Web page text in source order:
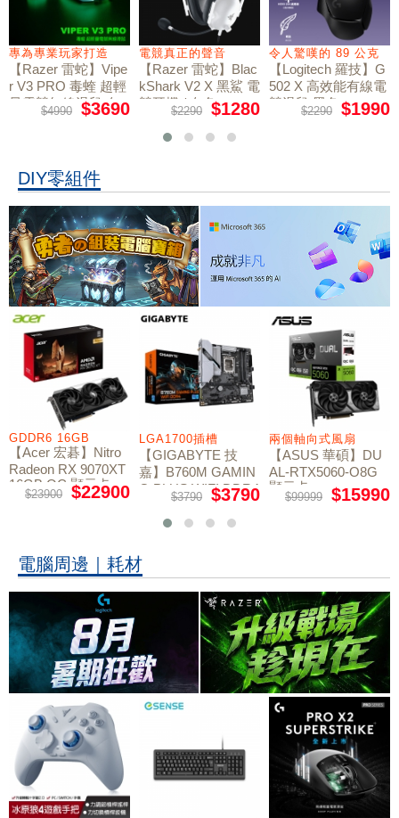
專為專業玩家打造
【Razer 雷蛇】Vipe
r V3 PRO 毒蝰 超輕
量電競無線滑鼠 白
$4990 $3690
電競真正的聲音
【Razer 雷蛇】Blac
kShark V2 X 黑鯊 電
競耳機 / 白色
$2290 $1280
令人驚嘆的 89 公克
【Logitech 羅技】G
502 X 高效能有線電
競滑鼠 黑色
$2290 $1990
DIY零組件
GDDR6 16GB
【Acer 宏碁】Nitro
Radeon RX 9070XT
16GB OC 顯示卡
$23900 $22900
LGA1700插槽
【GIGABYTE 技
嘉】B760M GAMIN
G PLUS WIFI DDR4
主機板$3790 $3790
兩個軸向式風扇
【ASUS 華碩】DU
AL-RTX5060-O8G
顯示卡
$99999 $15990
電腦周邊｜耗材